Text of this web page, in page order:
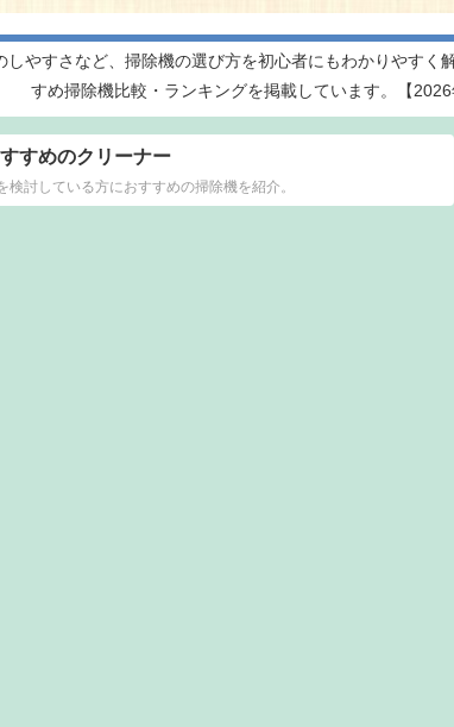
やすさなど、掃除機の選び方を初心者にもわかりやす
すめ掃除機比較・ランキングを掲載しています。【2026
すめのクリーナー
討している方におすすめの掃除機を紹介。